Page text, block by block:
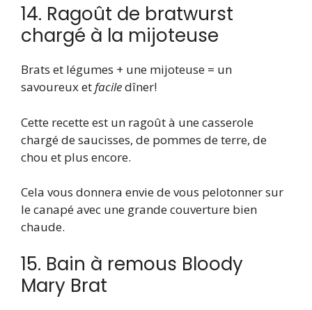
14. Ragoût de bratwurst
chargé à la mijoteuse
Brats et légumes + une mijoteuse = un
savoureux etfaciledîner!
Cette recette est un ragoût à une casserole
chargé de saucisses, de pommes de terre, de
chou et plus encore.
Cela vous donnera envie de vous pelotonner sur
le canapé avec une grande couverture bien
chaude.
15. Bain à remous Bloody
Mary Brat